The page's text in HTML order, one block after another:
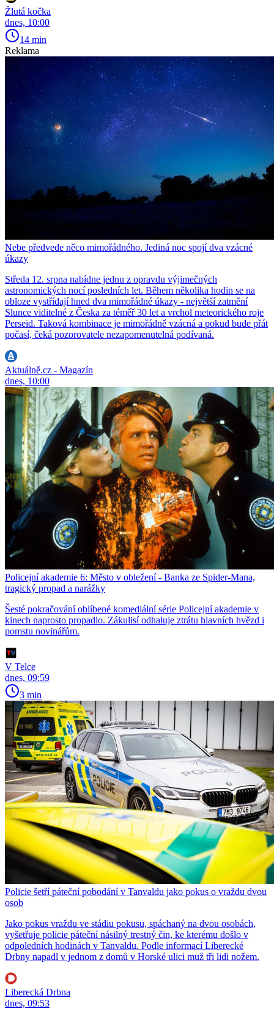
Žlutá kočka
dnes, 10:00
14 min
Reklama
Nebe předvede něco mimořádného. Jediná noc spojí dva vzácné
úkazy
Středa 12. srpna nabídne jednu z opravdu výjimečných
astronomických nocí posledních let. Během několika hodin se na
obloze vystřídají hned dva mimořádné úkazy - největší zatmění
Slunce viditelné z Česka za téměř 30 let a vrchol meteorického roje
Perseid. Taková kombinace je mimořádně vzácná a pokud bude přát
počasí, čeká pozorovatele nezapomenutelná podívaná.
Aktuálně.cz - Magazín
dnes, 10:00
Policejní akademie 6: Město v obležení - Banka ze Spider-Mana,
tragický propad a narážky
Šesté pokračování oblíbené komediální série Policejní akademie v
kinech naprosto propadlo. Zákulisí odhaluje ztrátu hlavních hvězd i
pomstu novinářům.
V Telce
dnes, 09:59
3 min
Policie šetří páteční pobodání v Tanvaldu jako pokus o vraždu dvou
osob
Jako pokus vraždu ve stádiu pokusu, spáchaný na dvou osobách,
vyšetřuje policie páteční násilný trestný čin, ke kterému došlo v
odpoledních hodinách v Tanvaldu. Podle informací Liberecké
Drbny napadl v jednom z domů v Horské ulici muž tři lidi nožem.
Liberecká Drbna
dnes, 09:53